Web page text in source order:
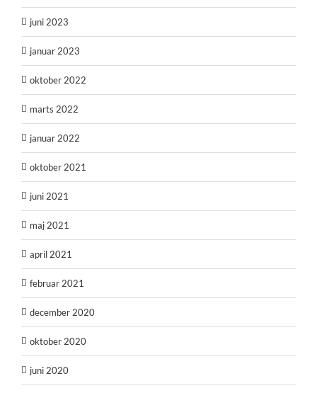
juni 2023
januar 2023
oktober 2022
marts 2022
januar 2022
oktober 2021
juni 2021
maj 2021
april 2021
februar 2021
december 2020
oktober 2020
juni 2020